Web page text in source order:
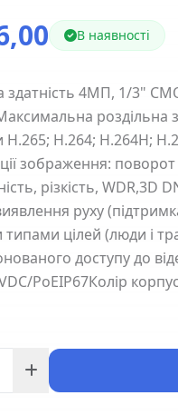
В наявності
здатність 4МП, 1/3"
роздільна
H.265; H.264; H.264H;
зображення:
різкість, WDR,3D
руху
цілей (люди і
доступу до
PoEIP67Колір